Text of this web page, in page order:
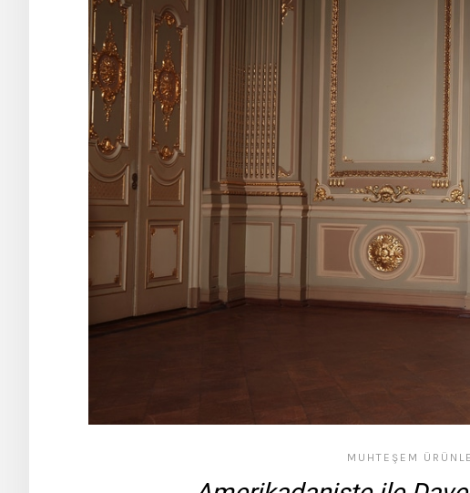
MUHTEŞEM